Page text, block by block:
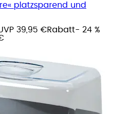
platzsparend und
39,95 €Rabatt- 24 %